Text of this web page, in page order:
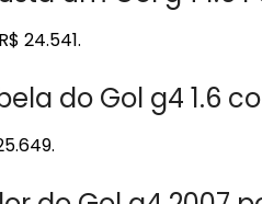
24.541.
do Gol g4 1.6